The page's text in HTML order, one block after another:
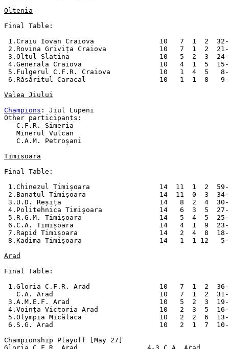
Oltenia
Final Table:
1.Craiu Iovan Craiova                10   7  1  2
2.Rovina Grivița Craiova             10   7  1  2
3.Oltul Slatina                      10   5  2  3  24-
4.Generala Craiova                   10   4  1  5  15-
5.Fulgerul C.F.R. Craiova            10   1  4  5
6.Răsăritul Caracal                  10   1  1  8   9-
Valea Jiului
Champions : Jiul Lupeni
Other participants:
   C.F.R. Simeria
   Minerul Vulcan
   C.A.M. Petroșani
Timișoara
Final Table:
1.Chinezul Timișoara                 14  11  1  2
2.Banatul Timișoara                  14  11  0  3  34-
3.U.D. Reșița                        14   8  2  4  30-
4.Politehnica Timișoara              14   6  3  5  27-
5.R.G.M. Timișoara                   14   5  4  5  25-
6.C.A. Timișoara                     14   4  1  9  23-
7.Rapid Timișoara                    14   2  4  8  18-
8.Kadima Timișoara                   14   1  1 12   5-
Arad
Final Table:
1.Gloria C.F.R. Arad                 10   7  1  2
C.A. Arad                          10   7  1  2
3.A.M.E.F. Arad                      10   5  2  3  19-
4.Voința Victoria Arad               10   2  3  5  16-
5.Olympia Micălaca                   10   2  2  6  13-
6.S.G. Arad                          10   2  1  7  10-
Championship Playoff [May 27]